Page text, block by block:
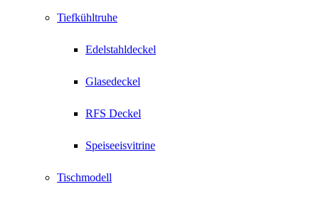
Tiefkühltruhe
Edelstahldeckel
Glasedeckel
RFS Deckel
Speiseeisvitrine
Tischmodell